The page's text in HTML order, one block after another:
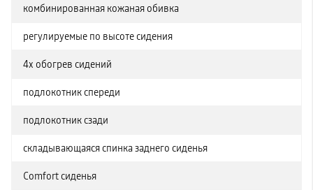
комбинированная кожаная обивка
регулируемые по высоте сидения
4x обогрев сидений
подлокотник спереди
подлокотник сзади
складывающаяся спинка заднего сиденья
Comfort сиденья